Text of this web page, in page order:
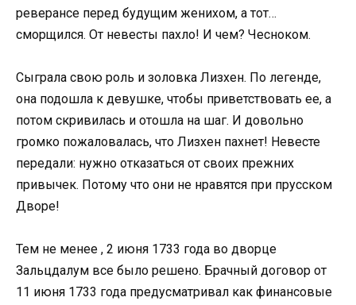
реверансе перед будущим женихом, а тот…
сморщился. От невесты пахло! И чем? Чесноком.
Сыграла свою роль и золовка Лизхен. По легенде,
она подошла к девушке, чтобы приветствовать ее, а
потом скривилась и отошла на шаг. И довольно
громко пожаловалась, что Лизхен пахнет! Невесте
передали: нужно отказаться от своих прежних
привычек. Потому что они не нравятся при прусском
Дворе!
Тем не менее , 2 июня 1733 года во дворце
Зальцдалум все было решено. Брачный договор от
11 июня 1733 года предусматривал как финансовые